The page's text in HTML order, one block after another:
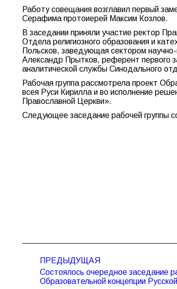
Работу совещания возглавил первый
Серафима протоиерей Максим Козлов.
В заседании приняли участие ректор
Отдела религиозного образования и
Польсков, заведующая сектором
Александр Прытков, референт первого
аналитической службы Синодального
Рабочая группа рассмотрела проект
всея Руси Кирилла и во исполнение
Православной Церкви».
Следующее заседание рабочей группы
записям
ПРЕДЫДУЩАЯ
Предыдущая
запись:
Состоялось очередное заседание
Образовательной концепции